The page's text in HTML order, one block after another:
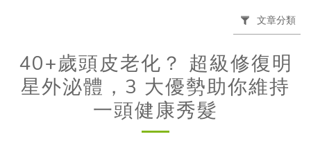
文章分類
40+歲頭皮老化？ 超級修復明
星外泌體，3 大優勢助你維持
一頭健康秀髮